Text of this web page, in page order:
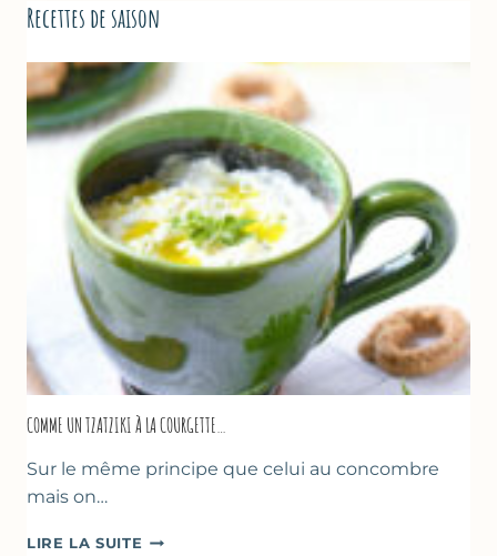
Recettes de saison
COMME UN TZATZIKI À LA COURGETTE…
Sur le même principe que celui au concombre
mais on…
LIRE LA SUITE COMME